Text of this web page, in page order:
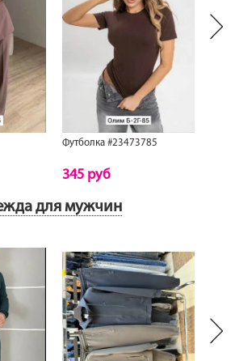
Футболка #23473785
345 руб
Next
для мужчин
Next